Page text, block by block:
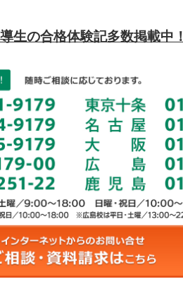
生の合格体験記多数掲載中！